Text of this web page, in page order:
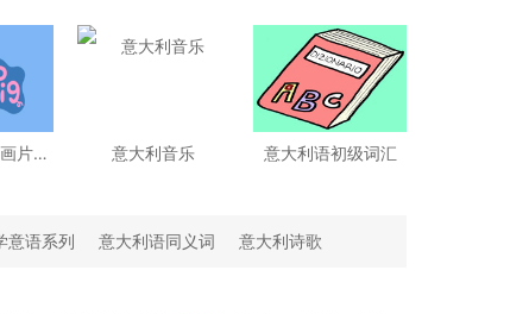
【意大利语动画片】粉红小猪 意大利音乐 意大利语初级词汇
意语系列 意大利语同义词
意大利诗歌